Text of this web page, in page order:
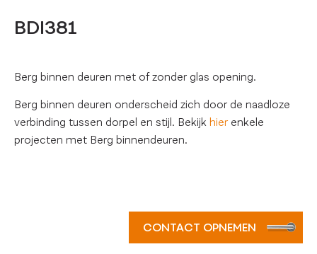
BDI381
Berg binnen deuren met of zonder glas opening.
Berg binnen deuren onderscheid zich door de naadloze
verbinding tussen dorpel en stijl. Bekijk hier enkele
projecten met Berg binnendeuren.
CONTACT OPNEMEN